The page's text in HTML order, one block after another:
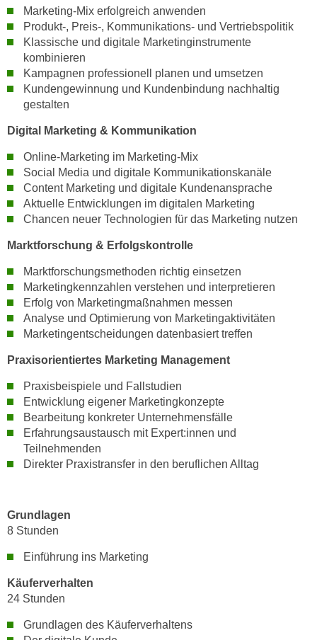
Marketing-Mix erfolgreich anwenden
Produkt-, Preis-, Kommunikations- und Vertriebspolitik
Klassische und digitale Marketinginstrumente
kombinieren
Kampagnen professionell planen und umsetzen
Kundengewinnung und Kundenbindung nachhaltig
gestalten
Digital Marketing & Kommunikation
Online-Marketing im Marketing-Mix
Social Media und digitale Kommunikationskanäle
Content Marketing und digitale Kundenansprache
Aktuelle Entwicklungen im digitalen Marketing
Chancen neuer Technologien für das Marketing nutzen
Marktforschung & Erfolgskontrolle
Marktforschungsmethoden richtig einsetzen
Marketingkennzahlen verstehen und interpretieren
Erfolg von Marketingmaßnahmen messen
Analyse und Optimierung von Marketingaktivitäten
Marketingentscheidungen datenbasiert treffen
Praxisorientiertes Marketing Management
Praxisbeispiele und Fallstudien
Entwicklung eigener Marketingkonzepte
Bearbeitung konkreter Unternehmensfälle
Erfahrungsaustausch mit Expert:innen und
Teilnehmenden
Direkter Praxistransfer in den beruflichen Alltag
Grundlagen
8 Stunden
Einführung ins Marketing
Käuferverhalten
24 Stunden
Grundlagen des Käuferverhaltens
c
k
e
u
u
m
f
ü
r
S
e
r
e
l
e
v
a
t
e
I
n
e
n
z
u
e
-
S
e
z
u
g
u
s
i
m
n
,
g
e
a
n
g
e
n
h
d
u
r
h
d
i